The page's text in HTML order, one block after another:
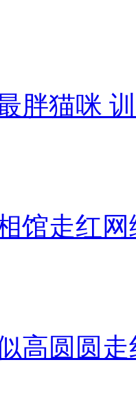
胖猫咪
馆走红网
高圆圆走